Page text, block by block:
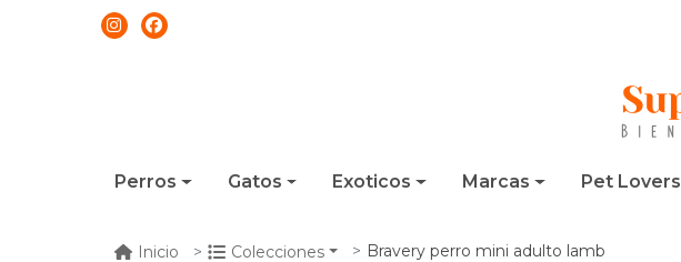
Perros Gatos Exoticos Marcas Pet Lovers
Inicio Colecciones Bravery perro mini adulto lamb